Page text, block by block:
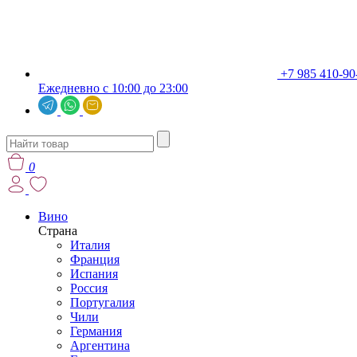
+7 985 410-
Ежедневно с 10:00 до 23:00
0
Вино
Страна
Италия
Франция
Испания
Россия
Португалия
Чили
Германия
Аргентина